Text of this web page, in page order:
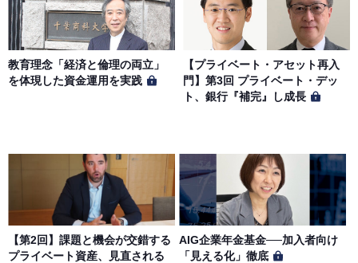
教育理念「経済と倫理の両立」
を体現した資金運用を実践
【プライベート・アセット再入
門】第3回 プライベート・デッ
ト、銀行『補完』し成長
【第2回】課題と機会が交錯する
プライベート資産、見直される
AIG企業年金基金──加入者向け
「見える化」徹底